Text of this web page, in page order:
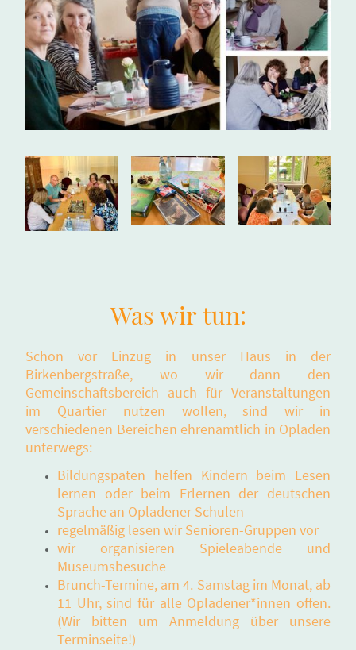
Was wir tun:
Schon vor Einzug in unser Haus in der
Birkenbergstraße, wo wir dann den
Gemeinschaftsbereich auch für Veranstaltungen
im Quartier nutzen wollen, sind wir in
verschiedenen Bereichen ehrenamtlich in Opladen
unterwegs:
Bildungspaten helfen Kindern beim Lesen
lernen oder beim Erlernen der deutschen
Sprache an Opladener Schulen
regelmäßig lesen wir Senioren-Gruppen vor
wir organisieren Spieleabende und
Museumsbesuche
Brunch-Termine, am 4. Samstag im Monat, ab
11 Uhr, sind für alle Opladener*innen offen.
(Wir bitten um Anmeldung über unsere
Terminseite!)